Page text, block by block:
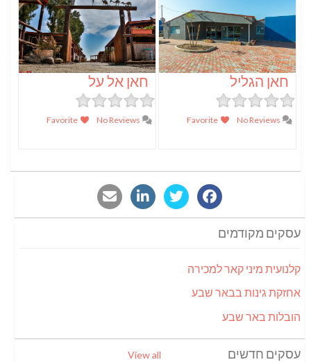
חאן הגליל חאן אל על
עסקים מקודמים
קלנועית מיני קאר למכירה
אחזקת גינות בבאר שבע
הובלות באר שבע
עסקים חדשים View all